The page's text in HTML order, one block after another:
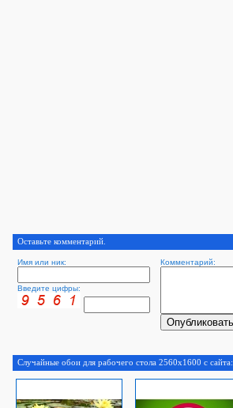
Оставьте комментарий.
Имя или ник: Комментарий:
Введите цифры:
Случайные обои для рабочего стола 2560x1600 с сайта: